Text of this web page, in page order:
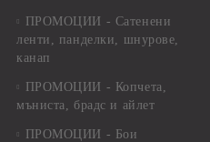
ПРОМОЦИИ - Сатенени
ленти, панделки, шнурове,
канап
ПРОМОЦИИ - Копчета,
мъниста, брадс и айлет
ПРОМОЦИИ - Бои